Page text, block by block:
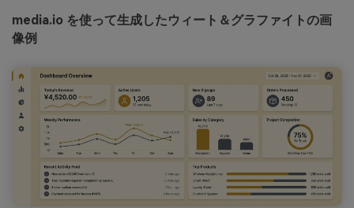
media.io を使って生成したウィート＆グラファイトの画
像例